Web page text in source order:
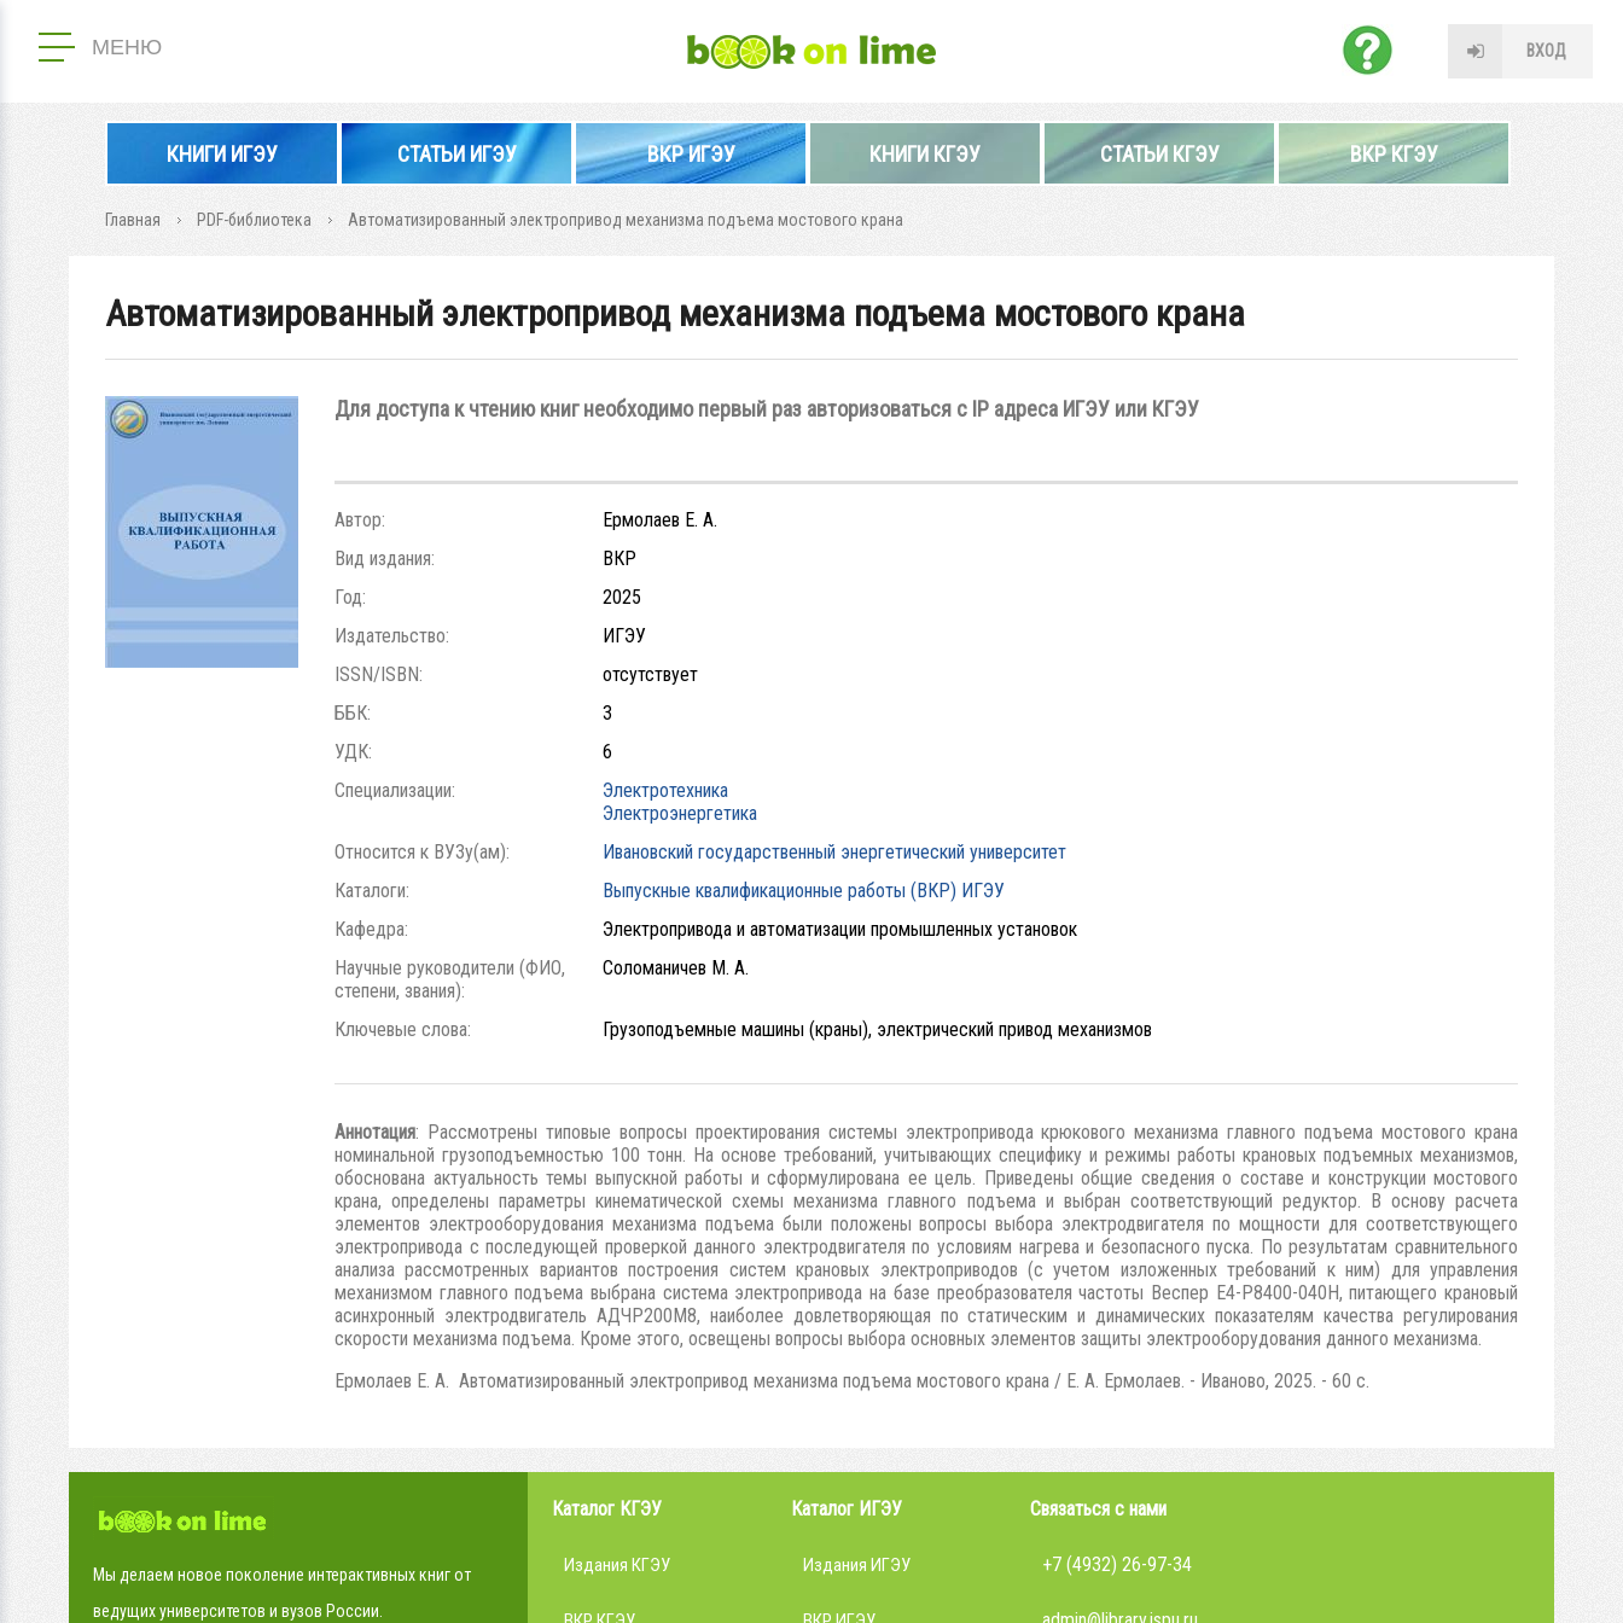
МЕНЮ ВХОД
КНИГИ ИГЭУ СТАТЬИ ИГЭУ ВКР ИГЭУ КНИГИ КГЭУ СТАТЬИ КГЭУ ВКР КГЭУ
Главная PDF-библиотека Автоматизированный электропривод механизма подъема мостового крана
Автоматизированный электропривод механизма подъема мостового крана
Для доступа к чтению книг необходимо первый раз авторизоваться с IP адреса ИГЭУ или КГЭУ
Автор:
Ермолаев Е. А.
Вид издания:
ВКР
Год:
2025
Издательство:
ИГЭУ
ISSN/ISBN:
отсутствует
ББК:
3
УДК:
6
Специализации:
Электротехника
Электроэнергетика
Относится к ВУЗу(ам):
Ивановский государственный энергетический университет
Каталоги:
Выпускные квалификационные работы (ВКР) ИГЭУ
Кафедра:
Электропривода и автоматизации промышленных установок
Научные руководители (ФИО,
степени, звания):
Соломаничев М. А.
Ключевые слова: Грузоподъемные машины (краны), электрический привод механизмов
Аннотация: Рассмотрены типовые вопросы проектирования системы электропривода крюкового механизма главного подъема мостового крана
номинальной грузоподъемностью 100 тонн. На основе требований, учитывающих специфику и режимы работы крановых подъемных механизмов,
обоснована актуальность темы выпускной работы и сформулирована ее цель. Приведены общие сведения о составе и конструкции мостового
крана, определены параметры кинематической схемы механизма главного подъема и выбран соответствующий редуктор. В основу расчета
элементов электрооборудования механизма подъема были положены вопросы выбора электродвигателя по мощности для соответствующего
электропривода с последующей проверкой данного электродвигателя по условиям нагрева и безопасного пуска. По результатам сравнительного
анализа рассмотренных вариантов построения систем крановых электроприводов (с учетом изложенных требований к ним) для управления
механизмом главного подъема выбрана система электропривода на базе преобразователя частоты Веспер Е4-Р8400-040Н, питающего крановый
асинхронный электродвигатель АДЧР200М8, наиболее довлетворяющая по статическим и динамических показателям качества регулирования
скорости механизма подъема. Кроме этого, освещены вопросы выбора основных элементов защиты электрооборудования данного механизма.
Ермолаев Е. А. Автоматизированный электропривод механизма подъема мостового крана / Е. А. Ермолаев. - Иваново, 2025. - 60 с.
Мы делаем новое поколение интерактивных книг от
ведущих университетов и вузов России.
Каталог КГЭУ
Издания КГЭУ
Каталог ИГЭУ
Издания ИГЭУ
Связаться с нами
+7 (4932) 26-97-34